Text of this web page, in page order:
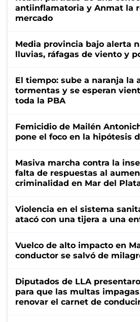
antiinflamatoria y Anmat la
mercado
Media provincia bajo alerta
lluvias, ráfagas de viento y
El tiempo: sube a naranja la
tormentas y se esperan
toda la PBA
Femicidio de Mailén
pone el foco en la hipótesis
Masiva marcha contra la
falta de respuestas al
criminalidad en Mar del
Violencia en el sistema
atacó con una tijera a una
Vuelco de alto impacto en
conductor se salvó de
Diputados de LLA
para que las multas
renovar el carnet de